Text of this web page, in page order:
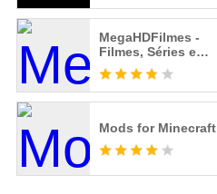
MegaHDFilmes -
Filmes, Séries e
Animes
Mods for Minecraft